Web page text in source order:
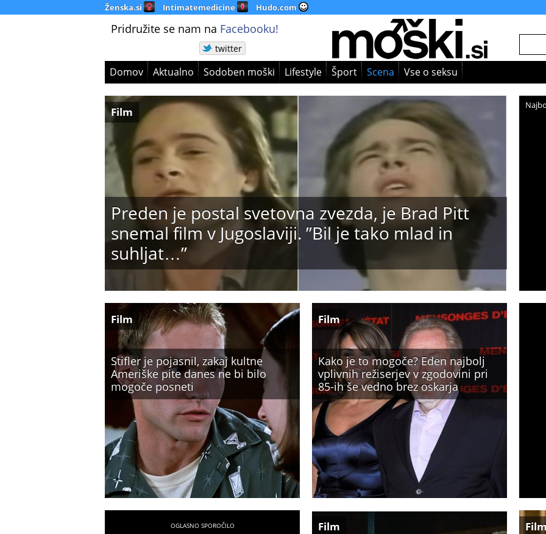
Ženska.si Intimatemedicine Hudo.com
Pridružite se nam na Facebooku!
twitter
Domov Aktualno Sodoben moški Lifestyle Šport Scena Vse o seksu
Preden je postal svetovna zvezda, je Brad Pitt
snemal film v Jugoslaviji. ”Bil je tako mlad in
suhljat…”
Film
Stifler je pojasnil, zakaj kultne
Ameriške pite danes ne bi bilo
mogoče posneti
Film
Kako je to mogoče? Eden najbolj
vplivnih režiserjev v zgodovini pri
85-ih še vedno brez oskarja
Film
Film